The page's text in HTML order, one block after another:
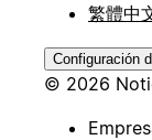
繁體中
Configuración
© 2026